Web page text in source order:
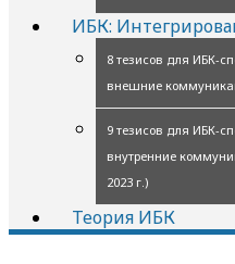
ИБК:
8 тезисов для ИБК-
внешние
9 тезисов для ИБК-
внутренние
2023 г.)
Теория ИБК